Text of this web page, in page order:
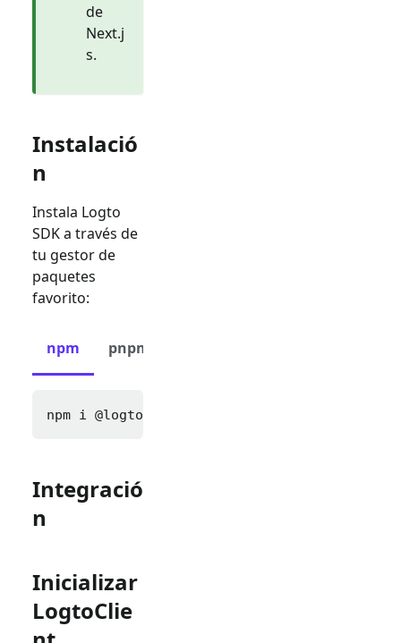
de
Next.j
s.
Instalació
n
Instala Logto
SDK a través de
tu gestor de
paquetes
favorito:
npm pnpm
npm i @logto/next
Integració
n
Inicializar
LogtoClie